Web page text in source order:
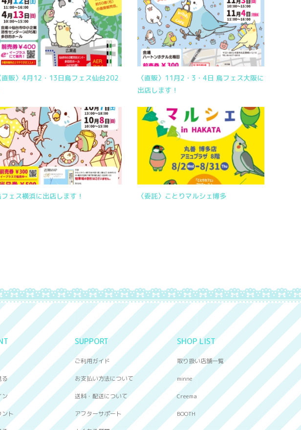
直販〉4月12・13日鳥フェス仙台202
〈直販〉11月2・3・4日 鳥フェス大阪に
出店します！
フェス横浜に出店します！ 〈委託〉ことりマルシェ博多
る
ン
ント
SUPPORT
ご利用ガイド
お支払い方法について
送料・配送について
アフターサポート
SHOP LIST
取り扱い店舗一覧
minne
Creema
BOOTH